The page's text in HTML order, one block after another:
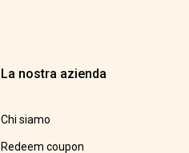
La nostra azienda
Chi siamo
Redeem coupon